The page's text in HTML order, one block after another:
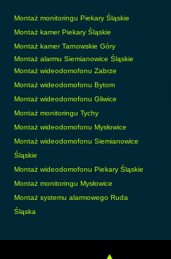
Montaż monitoringu Piekary Śląskie
Montaż kamer Piekary Śląskie
Montaż kamer Tarnowskie Góry
Montaż alarmu Siemianowice Śląskie
Montaż wideodomofonu Zabrze
Montaż wideodomofonu Bytom
Montaż wideodomofonu Gliwice
Montaż monitoringu Tychy
Montaż wideodomofonu Mysłowice
Montaż wideodomofonu Siemianowice
Śląskie
Montaż wideodomofonu Piekary Śląskie
Montaż monitoringu Mysłowice
Montaż systemu alarmowego Ruda
Śląska